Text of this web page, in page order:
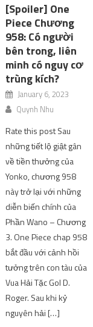
[Spoiler] One
Piece Chương
958: Có người
bên trong, liên
minh có nguy cơ
trùng kích?
January 6, 2023
Quynh Nhu
Rate this post Sau
những tiết lộ giật gân
về tiền thưởng của
Yonko, chương 958
này trở lại với những
diễn biến chính của
Phần Wano – Chương
3. One Piece chap 958
bắt đầu với cảnh hồi
tưởng trên con tàu của
Vua Hải Tặc Gol D.
Roger. Sau khi kỷ
nguyên hải […]